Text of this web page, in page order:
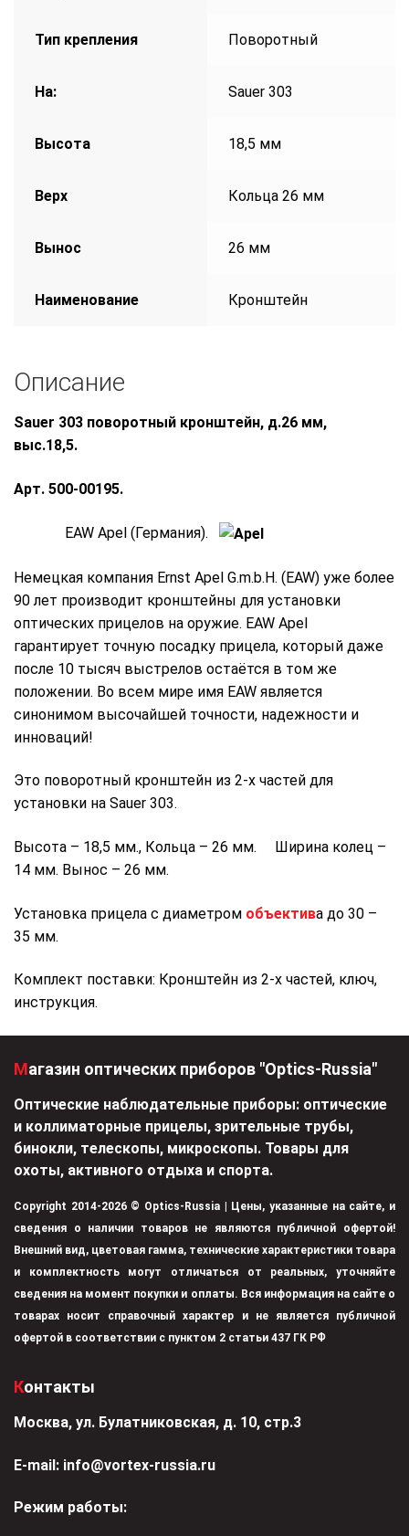
Тип крепления Поворотный
На: Sauer 303
Высота 18,5 мм
Верх Кольца 26 мм
Вынос 26 мм
Наименование Кронштейн
Описание
Sauer 303 поворотный кронштейн, д.26 мм,
выс.18,5.
Арт. 500-00195.
EAW Apel (Германия).
Немецкая компания Ernst Apel G.m.b.H. (EAW) уже более
90 лет производит кронштейны для установки
оптических прицелов на оружие. EAW Apel
гарантирует точную посадку прицела, который даже
после 10 тысяч выстрелов остаётся в том же
положении. Во всем мире имя EAW является
синонимом высочайшей точности, надежности и
инноваций!
Это поворотный кронштейн из 2-х частей для
установки на Sauer 303.
Высота – 18,5 мм., Кольца – 26 мм. Ширина колец –
14 мм. Вынос – 26 мм.
Установка прицела с диаметром объектива до 30 –
35 мм.
Комплект поставки: Кронштейн из 2-х частей, ключ,
инструкция.
Магазин оптических приборов "Optics-Russia"
Оптические наблюдательные приборы: оптические
и коллиматорные прицелы, зрительные трубы,
бинокли, телескопы, микроскопы. Товары для
охоты, активного отдыха и спорта.
Copyright 2014-2026 © Optics-Russia | Цены, указанные на сайте, и
сведения о наличии товаров не являются публичной офертой!
Внешний вид, цветовая гамма, технические характеристики товара
и комплектность могут отличаться от реальных, уточняйте
сведения на момент покупки и оплаты. Вся информация на сайте о
товарах носит справочный характер и не является публичной
офертой в соответствии с пунктом 2 статьи 437 ГК РФ
Контакты
Москва, ул. Булатниковская, д. 10, стр.3
Е-mail: info@vortex-russia.ru
Режим работы: